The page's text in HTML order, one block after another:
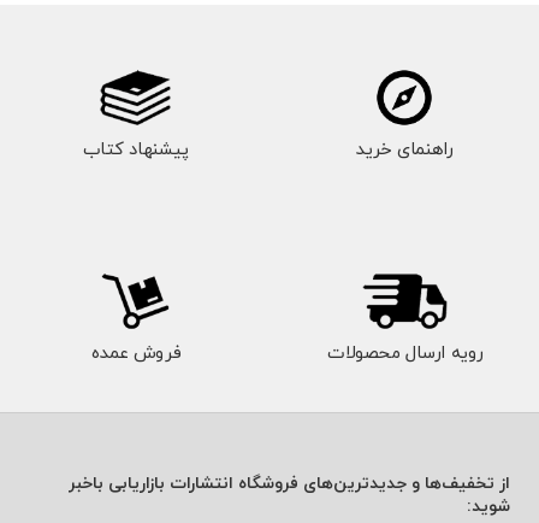
راهنمای خرید پیشنهاد کتاب
رویه ارسال محصولات فروش عمده
از تخفیف‌ها و جدیدترین‌های فروشگاه انتشارات بازاریابی باخبر
شوید: